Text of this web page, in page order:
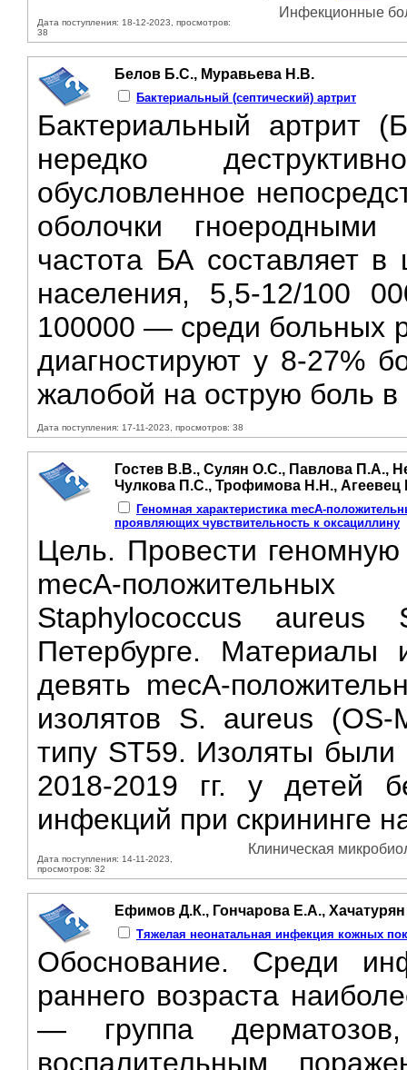
Дата поступления: 18-12-2023, просмотров:
38
Инфекционные
Белов Б.С., Муравьева Н.В.
Бактериальный (септический) артрит
Бактериальный артрит
нередко
обусловленное
оболочки гноеродными
частота БА составляет
населения, 5,5-12/100
100000 — среди больных
диагностируют у 8-27%
жалобой на острую боль
Дата поступления: 17-11-2023, просмотров: 38
Гостев В.В., Сулян О.С., Павлова П.А.,
Чулкова П.С., Трофимова Н.Н.,
Геномная характеристика mecA-
проявляющих чувствительность к оксациллину
Цель. Провести геномную
mecA-положительных
Staphylococcus
Петербурге.
девять mecA-
изолятов S. aureus (OS-
типу ST59. Изоляты
2018-2019 гг. у детей
инфекций при скрининге
Дата поступления: 14-11-2023,
просмотров: 32
Клиническая
Ефимов Д.К., Гончарова Е.А.,
Тяжелая неонатальная инфекция кожных
Обоснование. Среди
раннего возраста
— группа дерматозов,
воспалительным